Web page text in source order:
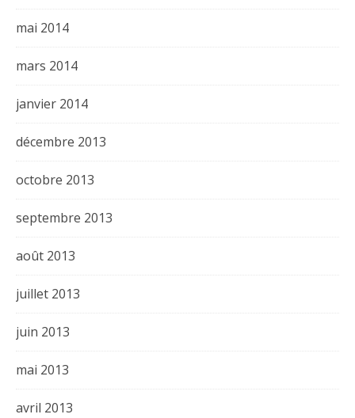
mai 2014
mars 2014
janvier 2014
décembre 2013
octobre 2013
septembre 2013
août 2013
juillet 2013
juin 2013
mai 2013
avril 2013